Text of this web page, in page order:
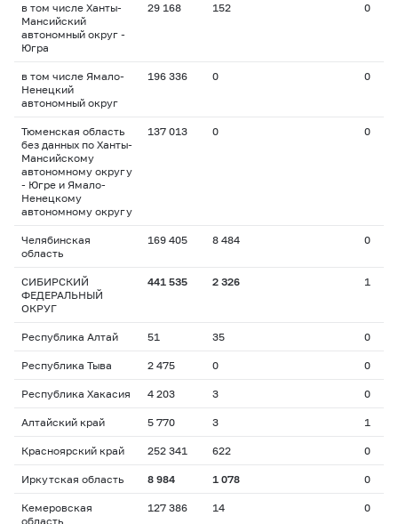
в том числе Ханты-
Мансийский
автономный округ -
Югра
29 168 152 0
в том числе Ямало-
Ненецкий
автономный округ
196 336 0 0
Тюменская область
без данных по Ханты-
Мансийскому
автономному округу
- Югре и Ямало-
Ненецкому
автономному округу
137 013 0 0
Челябинская
область
169 405 8 484 0
СИБИРСКИЙ
ФЕДЕРАЛЬНЫЙ
ОКРУГ
441 535 2 326 1
Республика Алтай 51 35 0
Республика Тыва 2 475 0 0
Республика Хакасия 4 203 3 0
Алтайский край 5 770 3 1
Красноярский край 252 341 622 0
Иркутская область 8 984 1 078 0
Кемеровская
область
127 386 14 0